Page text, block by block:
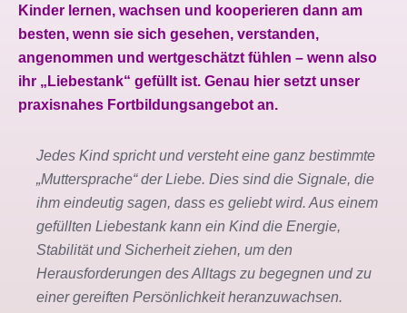
Kinder lernen, wachsen und kooperieren dann am
besten, wenn sie sich gesehen, verstanden,
angenommen und wertgeschätzt fühlen – wenn also
ihr „Liebestank“ gefüllt ist. Genau hier setzt unser
praxisnahes Fortbildungsangebot an.
Jedes Kind spricht und versteht eine ganz bestimmte
„Muttersprache“ der Liebe. Dies sind die Signale, die
ihm eindeutig sagen, dass es geliebt wird. Aus einem
gefüllten Liebestank kann ein Kind die Energie,
Stabilität und Sicherheit ziehen, um den
Herausforderungen des Alltags zu begegnen und zu
einer gereiften Persönlichkeit heranzuwachsen.